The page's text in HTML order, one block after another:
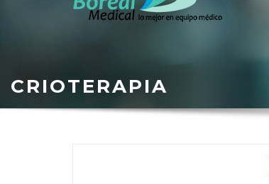
CRIOTERAPIA